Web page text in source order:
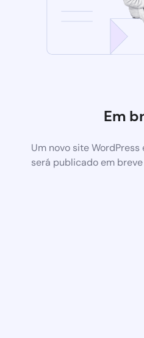
Em
Um novo site
será publicado em breve